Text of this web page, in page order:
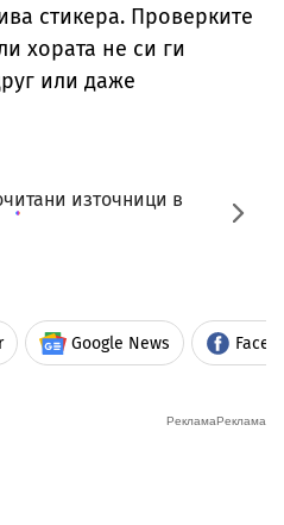
стикера. Проверките
хората не си ги
или даже
източници в
Google News